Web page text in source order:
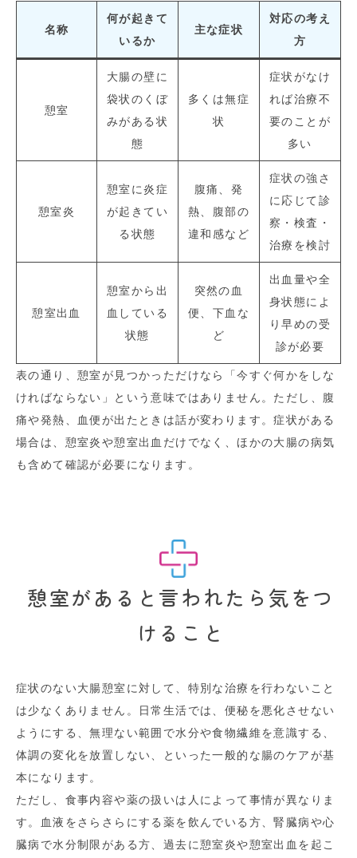
名称
何が起きて
いるか
主な症状
対応の考え
方
憩室
大腸の壁に
袋状のくぼ
みがある状
態
多くは無症
状
症状がなけ
れば治療不
要のことが
多い
憩室炎
憩室に炎症
が起きてい
る状態
腹痛、発
熱、腹部の
違和感など
症状の強さ
に応じて診
察・検査・
治療を検討
憩室出血
憩室から出
血している
状態
突然の血
便、下血な
ど
出血量や全
身状態によ
り早めの受
診が必要
表の通り、憩室が見つかっただけなら「今すぐ何かをしな
ければならない」という意味ではありません。ただし、腹
痛や発熱、血便が出たときは話が変わります。症状がある
場合は、憩室炎や憩室出血だけでなく、ほかの大腸の病気
も含めて確認が必要になります。
憩室があると言われたら気をつ
けること
症状のない大腸憩室に対して、特別な治療を行わないこと
は少なくありません。日常生活では、便秘を悪化させない
ようにする、無理ない範囲で水分や食物繊維を意識する、
体調の変化を放置しない、といった一般的な腸のケアが基
本になります。
ただし、食事内容や薬の扱いは人によって事情が異なりま
す。血液をさらさらにする薬を飲んでいる方、腎臓病や心
臓病で水分制限がある方、過去に憩室炎や憩室出血を起こ